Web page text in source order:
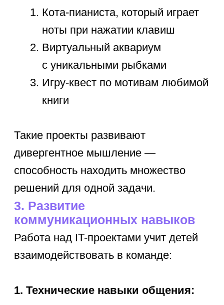
Этот навык пригодится при:
Решении конфликтов
со сверстниками
Подготовке школьных проектов
Освоении новых предметов
5. Подготовка к будущей
Даже если ребенок не станет
кодирования будут полезны в 237
профессиях (по данным
исследования Burning Glass
Technologies):
Медицина: анализ данных
Дизайн: создание
интерактивных прототипов
Финансы: автоматизация
с данными для статей